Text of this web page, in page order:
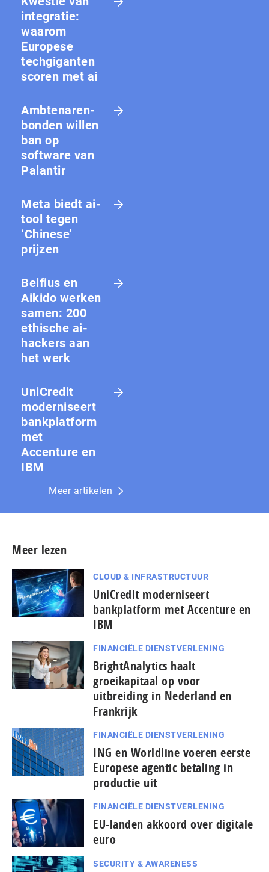
integratie:
waarom
Europese
techgiganten
scoren met ai
Amb­te­na­ren­
bon­den willen
ban op
software van
Palantir
Meta biedt ai-
tool tegen
‘Chinese’
prijzen
Belfius en
Aikido werken
samen: 200
ethische ai-
hackers aan
het werk
UniCredit
moderniseert
bankplatform
met
Accenture en
IBM
Meer artikelen
Meer lezen
CLOUD & INFRASTRUCTUUR
UniCredit moderniseert
bankplatform met Accenture en
IBM
FINANCIËLE DIENSTVERLENING
BrightAnalytics haalt
groeikapitaal op voor
uitbreiding in Nederland en
Frankrijk
FINANCIËLE DIENSTVERLENING
ING en Worldline voeren eerste
Europese agentic betaling in
productie uit
FINANCIËLE DIENSTVERLENING
EU-landen akkoord over digitale
euro
SECURITY & AWARENESS